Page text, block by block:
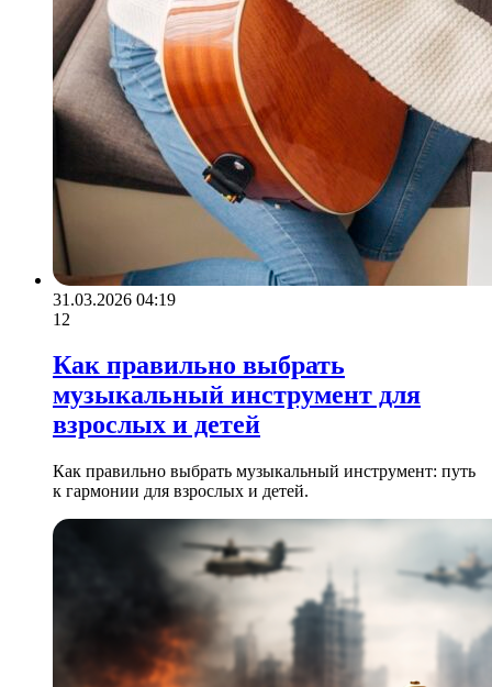
31.03.2026 04:19
12
Как правильно выбрать
музыкальный инструмент для
взрослых и детей
Как правильно выбрать музыкальный инструмент: путь
к гармонии для взрослых и детей.